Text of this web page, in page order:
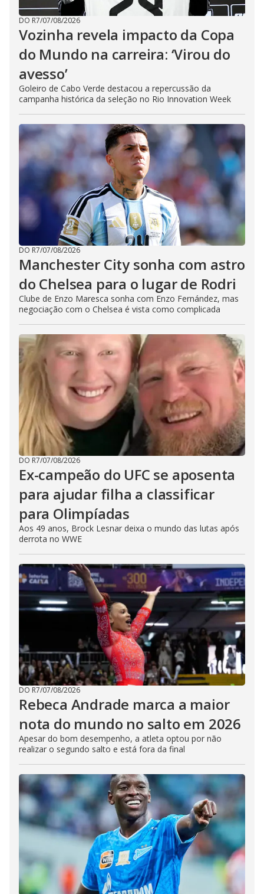
DO R7/07/08/2026
Vozinha revela impacto da Copa
do Mundo na carreira: ‘Virou do
avesso’
Goleiro de Cabo Verde destacou a repercussão da
campanha histórica da seleção no Rio Innovation Week
DO R7/07/08/2026
Manchester City sonha com astro
do Chelsea para o lugar de Rodri
Clube de Enzo Maresca sonha com Enzo Fernández, mas
negociação com o Chelsea é vista como complicada
DO R7/07/08/2026
Ex-campeão do UFC se aposenta
para ajudar filha a classificar
para Olimpíadas
Aos 49 anos, Brock Lesnar deixa o mundo das lutas após
derrota no WWE
DO R7/07/08/2026
Rebeca Andrade marca a maior
nota do mundo no salto em 2026
Apesar do bom desempenho, a atleta optou por não
realizar o segundo salto e está fora da final